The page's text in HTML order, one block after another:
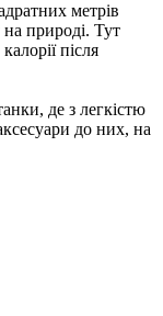
метрів
на природі. Тут
після
де з легкістю
до них, на